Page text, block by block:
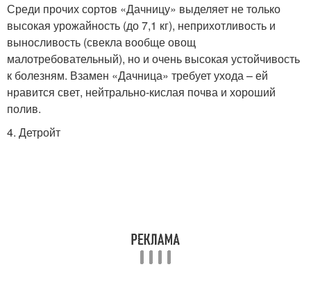
Среди прочих сортов «Дачницу» выделяет не только
высокая урожайность (до 7,1 кг), неприхотливость и
выносливость (свекла вообще овощ
малотребовательный), но и очень высокая устойчивость
к болезням. Взамен «Дачница» требует ухода – ей
нравится свет, нейтрально-кислая почва и хороший
полив.
4. Детройт